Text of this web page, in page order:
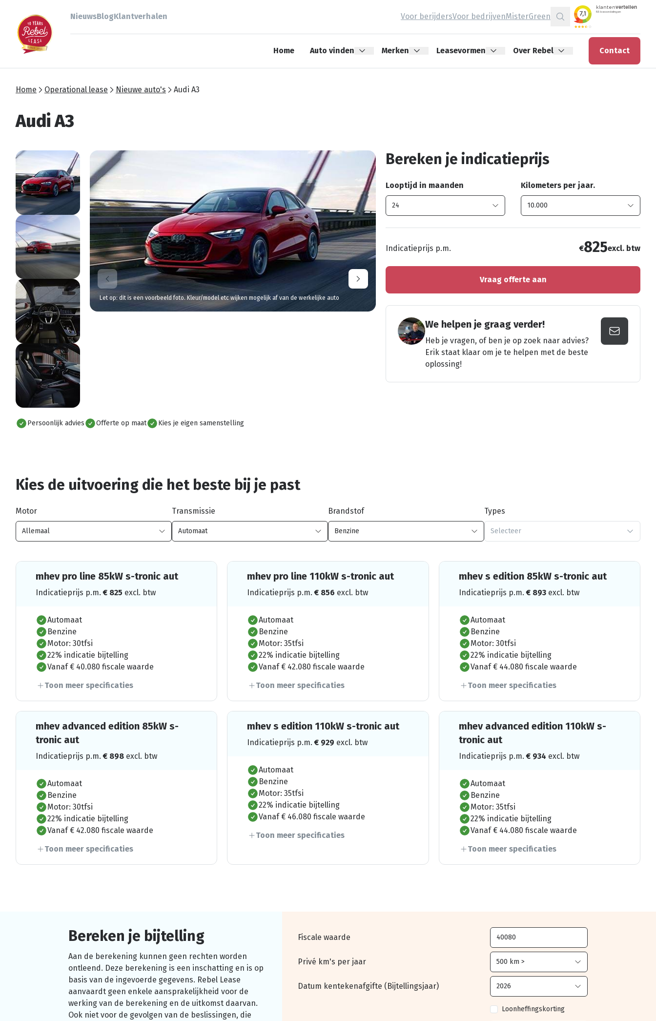
NieuwsBlogKlantverhalen Voor berijdersVoor bedrijvenMisterGreen
Zoeken
Home Auto vinden Merken Leasevormen Over Rebel Contact
Home Operational lease Nieuwe auto's Audi A3
Audi A3
Alles bekijken
Let op: dit is een voorbeeld foto. Kleur/model etc wijken mogelijk af van de werkelijke auto
Persoonlijk advies Offerte op maat Kies je eigen samenstelling
Bereken je indicatieprijs
Looptijd in maanden Kilometers per jaar.
Indicatieprijs p.m. €825excl. btw
Vraag offerte aan
We helpen je graag verder!
Heb je vragen, of ben je op zoek naar advies?
Erik staat klaar om je te helpen met de beste
oplossing!
Kies de uitvoering die het beste bij je past
Motor Transmissie Brandstof Types
Selecteer
mhev pro line 85kW s-tronic aut
Indicatieprijs p.m.€ 825 excl. btw
Automaat
Benzine
Motor: 30tfsi
22% indicatie bijtelling
Vanaf € 40.080 fiscale waarde
Toon meer specificaties
mhev pro line 110kW s-tronic aut
Indicatieprijs p.m.€ 856 excl. btw
Automaat
Benzine
Motor: 35tfsi
22% indicatie bijtelling
Vanaf € 42.080 fiscale waarde
Toon meer specificaties
mhev s edition 85kW s-tronic aut
Indicatieprijs p.m.€ 893 excl. btw
Automaat
Benzine
Motor: 30tfsi
22% indicatie bijtelling
Vanaf € 44.080 fiscale waarde
Toon meer specificaties
mhev advanced edition 85kW s-
tronic aut
Indicatieprijs p.m.€ 898 excl. btw
Automaat
Benzine
Motor: 30tfsi
22% indicatie bijtelling
Vanaf € 42.080 fiscale waarde
Toon meer specificaties
mhev s edition 110kW s-tronic aut
Indicatieprijs p.m.€ 929 excl. btw
Automaat
Benzine
Motor: 35tfsi
22% indicatie bijtelling
Vanaf € 46.080 fiscale waarde
Toon meer specificaties
mhev advanced edition 110kW s-
tronic aut
Indicatieprijs p.m.€ 934 excl. btw
Automaat
Benzine
Motor: 35tfsi
22% indicatie bijtelling
Vanaf € 44.080 fiscale waarde
Toon meer specificaties
Bereken je bijtelling
Aan de berekening kunnen geen rechten worden
ontleend. Deze berekening is een inschatting en is op
basis van de ingevoerde gegevens. Rebel Lease
aanvaardt geen enkele aansprakelijkheid voor de
werking van de berekening en de uitkomst daarvan.
Ook niet voor de gevolgen van de beslissingen, die
Fiscale waarde
Privé km's per jaar
Datum kentekenafgifte (Bijtellingsjaar)
Loonheffingskorting